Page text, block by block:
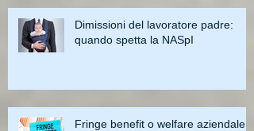
Dimissioni del lavoratore padre:
quando spetta la NASpI
Fringe benefit o welfare aziendale: